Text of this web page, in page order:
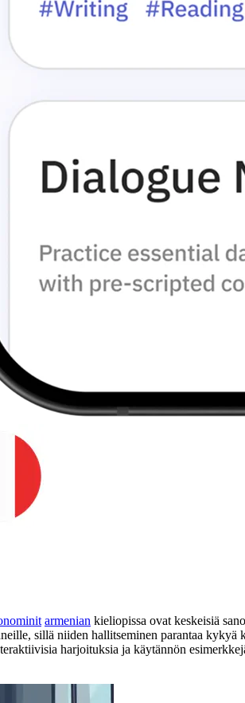
armenian kieliopissa ovat keskeisiä
sillä niiden hallitseminen parantaa
harjoituksia ja käytännön